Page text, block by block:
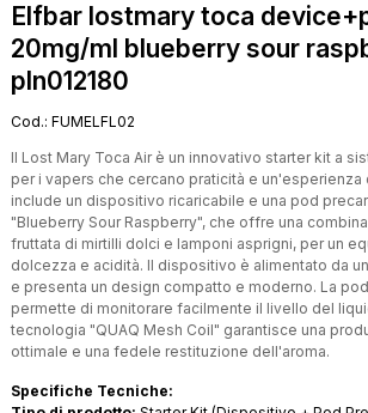
Elfbar lostmary toca
20mg/ml blueberry sour
pln012180
Cod.: FUMELFL02
Il Lost Mary Toca Air è un innovativo starter kit a
per i vapers che cercano praticità e un'esperienza
include un dispositivo ricaricabile e una pod
"Blueberry Sour Raspberry", che offre una
fruttata di mirtilli dolci e lamponi asprigni, per un
dolcezza e acidità. Il dispositivo è alimentato da
e presenta un design compatto e moderno. La
permette di monitorare facilmente il livello del
tecnologia "QUAQ Mesh Coil" garantisce una
ottimale e una fedele restituzione dell'aroma.
Specifiche Tecniche: